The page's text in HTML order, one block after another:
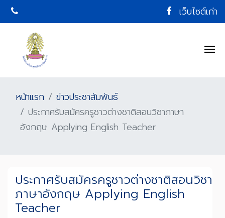
เว็บไซต์เก่า
หน้าแรก
ข่าวประชาสัมพันธ์
ประกาศรับสมัครครูชาวต่างชาติสอนวิชาภาษา
อังกฤษ Applying English Teacher
ประกาศรับสมัครครูชาวต่างชาติสอนวิชา
ภาษาอังกฤษ Applying English
Teacher